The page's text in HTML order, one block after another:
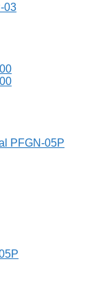
03
PFGN-05P